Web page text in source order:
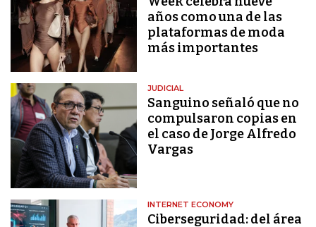
años como una de las
plataformas de moda
más importantes
JUDICIAL
Sanguino señaló que no
compulsaron copias en
el caso de Jorge Alfredo
Vargas
INTERNET ECONOMY
Ciberseguridad: del área